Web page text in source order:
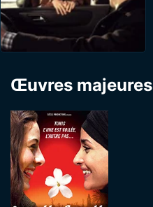
Œuvres majeures